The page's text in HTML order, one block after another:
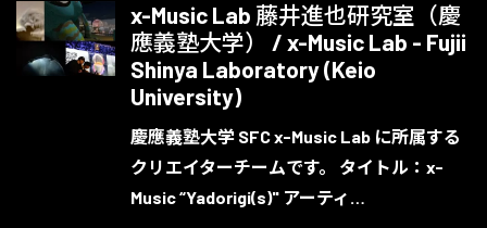
x-Music Lab 藤井進也研究室（慶
應義塾大学） / x-Music Lab - Fujii
Shinya Laboratory (Keio
University)
慶應義塾大学 SFC x-Music Lab に所属する
クリエイターチームです。 タイトル：x-
Music “Yadorigi(s)" アーティ…